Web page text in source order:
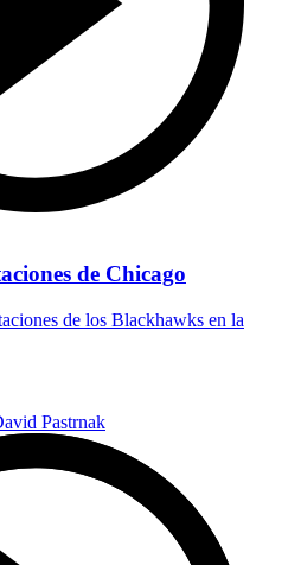
de Chicago
de los Blackhawks en la